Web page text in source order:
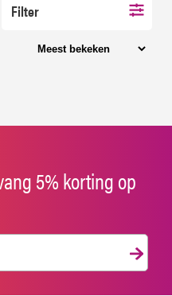
Filter
5% korting op